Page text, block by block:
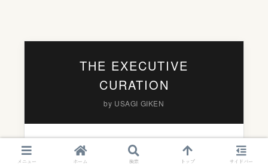
THE EXECUTIVE
CURATION
by USAGI GIKEN
25年の投資経験と独立リサーチアナリスト
メニュー ホーム 検索 トップ サイドバー